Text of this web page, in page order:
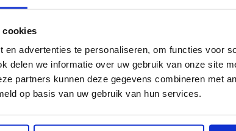
cookies
en advertenties te personaliseren, om functies voor
delen we informatie over uw gebruik van onze site
partners kunnen deze gegevens combineren met
op basis van uw gebruik van hun services.
Stadspas? Klik dan op de eerste button
Druk dan op de tweede button. Daar
Heb je hulp nodig?